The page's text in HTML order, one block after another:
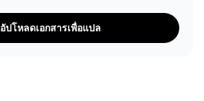
อัปโหลดเอกสารเพื่อแปล